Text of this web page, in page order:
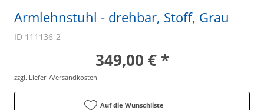
Armlehnstuhl - drehbar, Stoff, Grau
ID 111136-2
349,00 € *
zzgl. Liefer-/Versandkosten
Auf die Wunschliste